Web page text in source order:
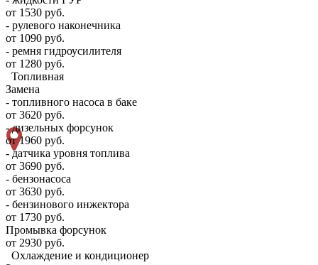
от 1530 руб.
- рулевого наконечника
от 1090 руб.
- ремня гидроусилителя
от 1280 руб.
Топливная
Замена
- топливного насоса в баке
от 3620 руб.
- дизельных форсунок
от 1960 руб.
- датчика уровня топлива
от 3690 руб.
- бензонасоса
от 3630 руб.
- бензинового инжектора
от 1730 руб.
Промывка форсунок
от 2930 руб.
Охлаждение и кондиционер